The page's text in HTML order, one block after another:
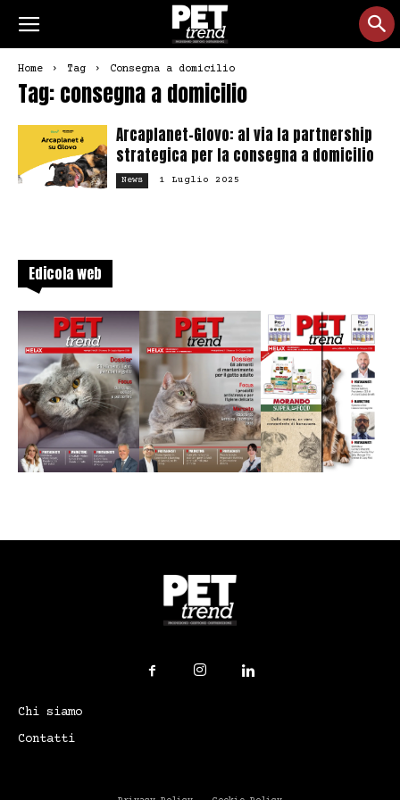
Home Tag Consegna a domicilio
Tag: consegna a domicilio
Arcaplanet-Glovo: al via la partnership
strategica per la consegna a domicilio
News 1 Luglio 2025
Edicola web
Chi siamo
Contatti